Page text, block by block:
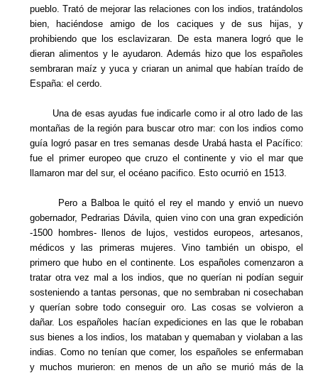
pueblo. Trató de mejorar las relaciones con los indios, tratándolos
bien, haciéndose amigo de los caciques y de sus hijas, y
prohibiendo que los esclavizaran. De esta manera logró que le
dieran alimentos y le ayudaron. Además hizo que los españoles
sembraran maíz y yuca y criaran un animal que habían traído de
España: el cerdo.
Una de esas ayudas fue indicarle como ir al otro lado de las
montañas de la región para buscar otro mar: con los indios como
guía logró pasar en tres semanas desde Urabá hasta el Pacífico:
fue el primer europeo que cruzo el continente y vio el mar que
llamaron mar del sur, el océano pacifico. Esto ocurrió en 1513.
Pero a Balboa le quitó el rey el mando y envió un nuevo
gobernador, Pedrarias Dávila, quien vino con una gran expedición
-1500 hombres- llenos de lujos, vestidos europeos, artesanos,
médicos y las primeras mujeres. Vino también un obispo, el
primero que hubo en el continente. Los españoles comenzaron a
tratar otra vez mal a los indios, que no querían ni podían seguir
sosteniendo a tantas personas, que no sembraban ni cosechaban
y querían sobre todo conseguir oro. Las cosas se volvieron a
dañar. Los españoles hacían expediciones en las que le robaban
sus bienes a los indios, los mataban y quemaban y violaban a las
indias. Como no tenían que comer, los españoles se enfermaban
y muchos murieron: en menos de un año se murió más de la